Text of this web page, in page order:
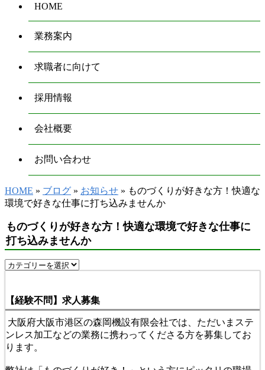
HOME
業務案内
求職者に向けて
採用情報
会社概要
お問い合わせ
HOME » ブログ » お知らせ » ものづくりが好きな方！快適な
環境で好きな仕事に打ち込みませんか
ものづくりが好きな方！快適な環境で好きな仕事に
打ち込みませんか
【経験不問】求人募集
大阪府大阪市港区の森岡機設有限会社では、ただいまステ
ンレス加工などの業務に携わってくださる方を募集してお
ります。